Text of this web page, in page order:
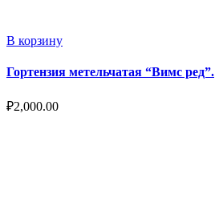
В корзину
Гортензия метельчатая “Вимс ред”.
₽2,000.00